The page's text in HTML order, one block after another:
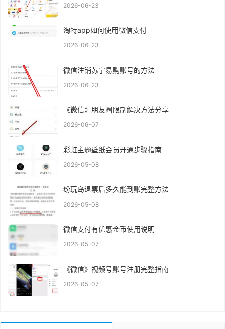
2026-06-23
淘特app如何使用微信支付
2026-06-23
微信注销苏宁易购账号的方法
2026-06-23
《微信》朋友圈限制解决方法分享
2026-06-07
彩虹主题壁纸会员开通步骤指南
2026-05-08
纷玩岛退票后多久能到账完整方法
2026-05-08
微信支付有优惠金币使用说明
2026-05-07
《微信》视频号账号注册完整指南
2026-05-07